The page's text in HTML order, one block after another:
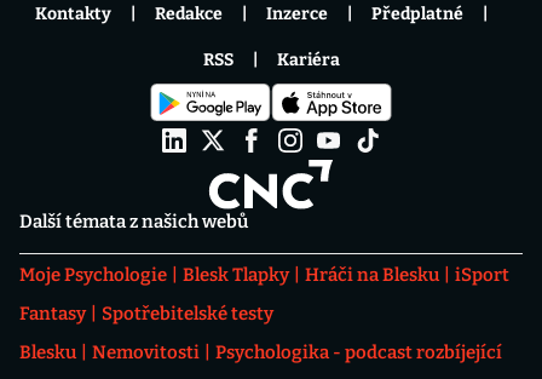
Další témata z našich webů
Moje Psychologie Blesk Tlapky Hráči na Blesku
iSport
Fantasy
Spotřebitelské testy
Blesku
Nemovitosti
Psychologika - podcast rozbíjející
Kontakty Redakce Inzerce Předplatné
RSS Kariéra